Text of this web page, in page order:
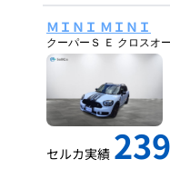
ＭＩＮＩ ＭＩＮＩ
クーパーＳ Ｅ クロスオ
セルカ実績